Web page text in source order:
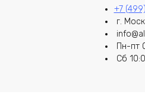
+7
г.
Пн-пт
Сб